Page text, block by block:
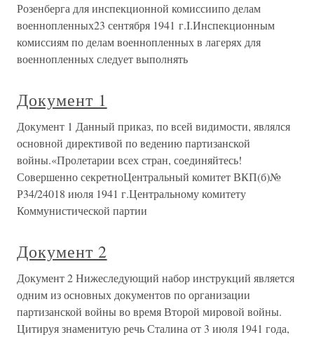
Розенберга для инспекционной комиссиипо делам
военнопленных23 сентября 1941 г.I.Инспекционным
комиссиям по делам военнопленных в лагерях для
военнопленных следует выполнять
Документ 1
Документ 1 Данный приказ, по всей видимости, являлся
основной директивой по ведению партизанской
войны.«Пролетарии всех стран, соединяйтесь!
Совершенно секретноЦентральный комитет ВКП(б)№
Р34/24018 июля 1941 г.Центральному комитету
Коммунистической партии
Документ 2
Документ 2 Нижеследующий набор инструкций является
одним из основных документов по организации
партизанской войны во время Второй мировой войны.
Цитируя знаменитую речь Сталина от 3 июля 1941 года,